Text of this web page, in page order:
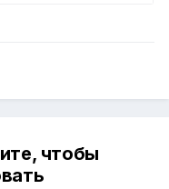
чтобы